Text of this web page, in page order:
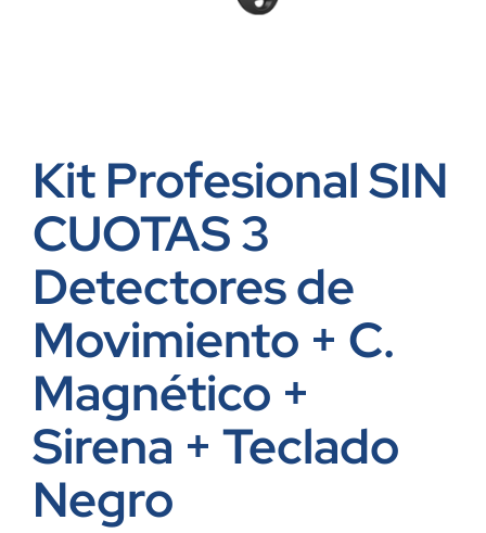
Kit Profesional SIN
CUOTAS 3
Detectores de
Movimiento + C.
Magnético +
Sirena + Teclado
Negro